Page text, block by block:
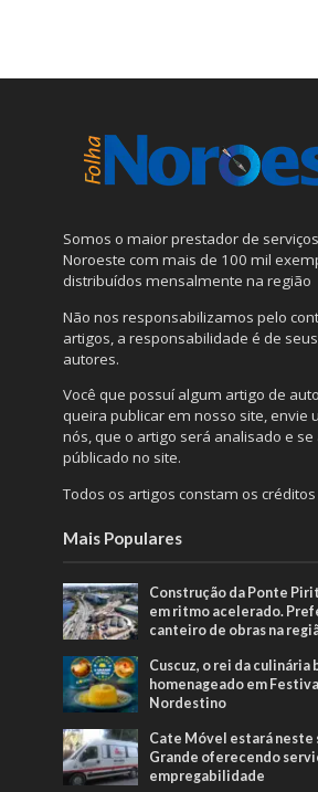
Somos o maior prestador de
Noroeste com mais de 100 mil
distribuídos mensalmente na região
Não nos responsabilizamos pelo
artigos, a responsabilidade é de
autores.
Você que possuí algum artigo de
queira publicar em nosso site, envie
nós, que o artigo será analisado e
públicado no site.
Todos os artigos constam os
Mais Populares
Construção da Ponte
em ritmo acelerado.
canteiro de obras na
Cuscuz, o rei da culinária
homenageado em
Nordestino
Cate Móvel estará neste
Grande oferecendo
empregabilidade